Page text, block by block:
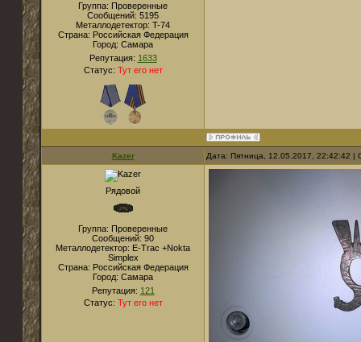
Группа: Проверенные
Сообщений: 5195
Металлодетектор: T-74
Страна: Российская Федерация
Город: Самара
Репутация: 1633
Статус: Тут его нет
Kazer Дата: Пятница, 12.05.2017, 22:42:42
Рядовой
Группа: Проверенные
Сообщений: 90
Металлодетектор: E-Trac +Nokta
Simplex
Страна: Российская Федерация
Город: Cамара
Репутация: 121
Статус: Тут его нет